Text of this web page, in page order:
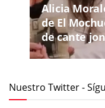
Alicia
de El
de cante
Nuestro Twitter -